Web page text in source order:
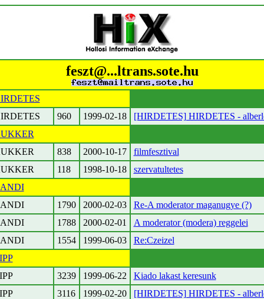
feszt@...ltrans.sote.hu
960 1999-02-18
[HIRDETES] HIRDETES -
838 2000-10-17
filmfesztival
118 1998-10-18
szervatultetes
1790 2000-02-03
Re-A moderator maganugye (?)
1788 2000-02-01
A moderator (modera) reggelei
1554 1999-06-03
Re:Czeizel
3239 1999-06-22
Kiado lakast keresunk
3116 1999-02-20
[HIRDETES] HIRDETES -